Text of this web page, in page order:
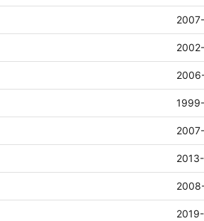
2007-
2013-